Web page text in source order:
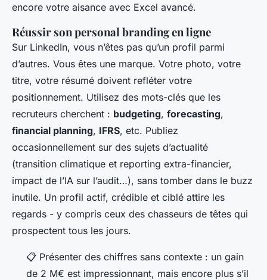
encore votre aisance avec Excel avancé.
Réussir son personal branding en ligne
Sur LinkedIn, vous n’êtes pas qu’un profil parmi
d’autres. Vous êtes une marque. Votre photo, votre
titre, votre résumé doivent refléter votre
positionnement. Utilisez des mots-clés que les
recruteurs cherchent : budgeting, forecasting,
financial planning, IFRS, etc. Publiez
occasionnellement sur des sujets d’actualité
(transition climatique et reporting extra-financier,
impact de l’IA sur l’audit…), sans tomber dans le buzz
inutile. Un profil actif, crédible et ciblé attire les
regards - y compris ceux des chasseurs de têtes qui
prospectent tous les jours.
📋 Présenter des chiffres sans contexte : un gain
de 2 M€ est impressionnant, mais encore plus s’il